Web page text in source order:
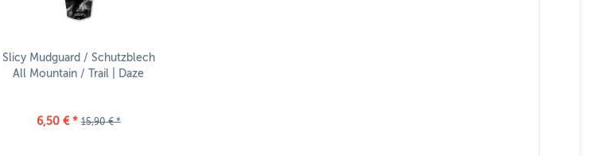
Slicy Mudguard / Schutzblech
All Mountain / Trail | Daze
6,50 € * 15,90 € *